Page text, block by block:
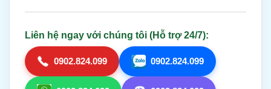
Liên hệ ngay với chúng tôi (Hỗ trợ 24/7):
0902.824.099 0902.824.099